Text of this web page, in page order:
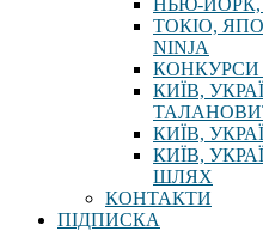
НЬЮ-
ТОКІО,
NINJA
КОНКУРСИ
КИЇВ,
КИЇВ,
КИЇВ,
ШЛЯХ
КОНТАКТИ
ПІДПИСКА